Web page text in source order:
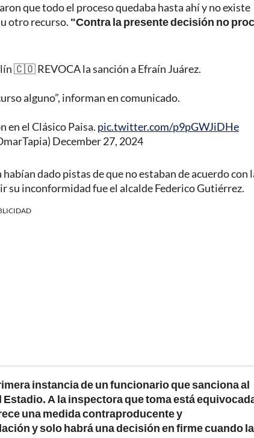
que todo el proceso quedaba hasta ahí y no existe
otro recurso. "Contra la presente decisión no
🇨🇴 REVOCA la sanción a Efraín Juárez.
alguno”, informan en comunicado.
en el Clásico Paisa. pic.twitter.com/p9pGWJiDHe
December 27, 2024
dado pistas de que no estaban de acuerdo con
su inconformidad fue el alcalde Federico Gutiérrez.
instancia de un funcionario que sanciona al
A la inspectora que toma está
una medida contraproducente y
y solo habrá una decisión en firme cuando la